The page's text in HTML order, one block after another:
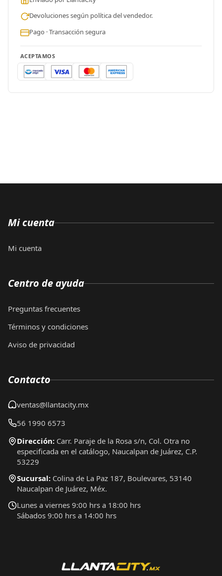
Devoluciones según política del vendedor.
Pago · Transacción segura
ACEPTAMOS
Mi cuenta
Mi cuenta
Centro de ayuda
Preguntas frecuentes
Términos y condiciones
Aviso de privacidad
Contacto
ventas@llantacity.mx
56 1990 6573
Dirección: Carr. Paraje de la Rosa s/n, Col. Otra no
especificada en el catálogo, Naucalpan de Juárez, C.P.
53229
Sucursal: Colina de La Paz 187, Boulevares, 53140
Naucalpan de Juárez, Méx.
Lunes a viernes 9:00 hrs a 18:00 hrs
Sábados 9:00 hrs a 14:00 hrs